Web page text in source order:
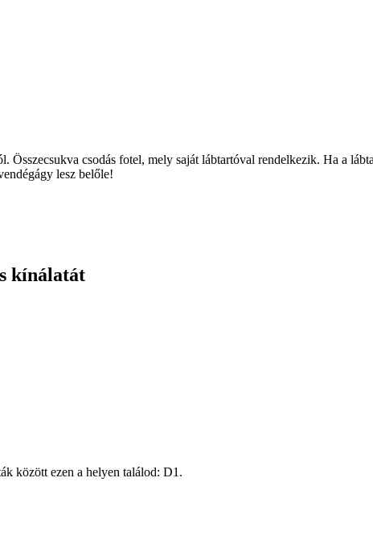
csodás fotel, mely saját lábtartóval rendelkezik. Ha a
lesz belőle!
kínálatát
között ezen a helyen találod: D1.